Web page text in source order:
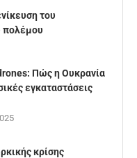
του
πολέμου
Πώς η Ουκρανία
εγκαταστάσεις
κρίσης